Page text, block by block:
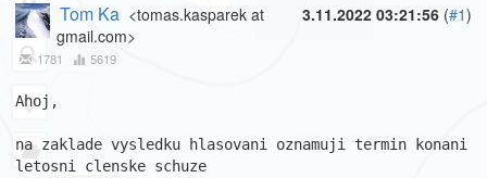
3.11.2022 03:21:56 (#1)
Tom Ka <tomas.kasparek at
gmail.com>
1781 5619
Ahoj,
na zaklade vysledku hlasovani oznamuji termin konani
letosni clenske schuze